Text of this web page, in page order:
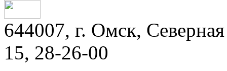
644007, г. Омск,
15, 28-26-00